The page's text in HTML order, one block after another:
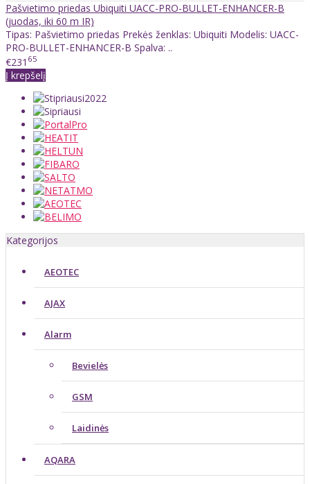
Pašvietimo priedas Ubiquiti UACC-PRO-BULLET-ENHANCER-B
(juodas, iki 60 m IR)
Tipas: Pašvietimo priedas Prekės ženklas: Ubiquiti Modelis: UACC-
PRO-BULLET-ENHANCER-B Spalva: ..
€231 65
Į krepšelį
Kategorijos
AEOTEC
AJAX
Alarm
Bevielės
GSM
Laidinės
AQARA